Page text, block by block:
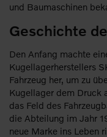
und Baumaschinen
Geschichte
Den Anfang machte
Kugellagerherstellers
Fahrzeug her, um zu
Kugellager dem Druck
das Feld des
die Abteilung im Jahr
neue Marke ins Leben